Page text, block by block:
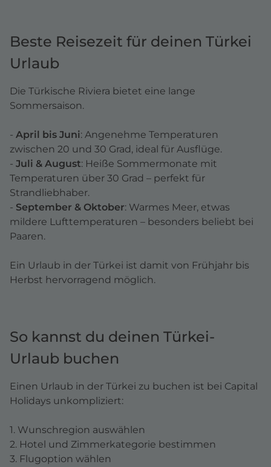
Beste Reisezeit für deinen Türkei
Urlaub
Die Türkische Riviera bietet eine lange
Sommersaison.
- April bis Juni: Angenehme Temperaturen
zwischen 20 und 30 Grad, ideal für Ausflüge.
- Juli & August: Heiße Sommermonate mit
Temperaturen über 30 Grad – perfekt für
Strandliebhaber.
- September & Oktober: Warmes Meer, etwas
mildere Lufttemperaturen – besonders beliebt bei
Paaren.
Ein Urlaub in der Türkei ist damit von Frühjahr bis
Herbst hervorragend möglich.
So kannst du deinen Türkei-
Urlaub buchen
Einen Urlaub in der Türkei zu buchen ist bei Capital
Holidays unkompliziert:
1. Wunschregion auswählen
2. Hotel und Zimmerkategorie bestimmen
3. Flugoption wählen